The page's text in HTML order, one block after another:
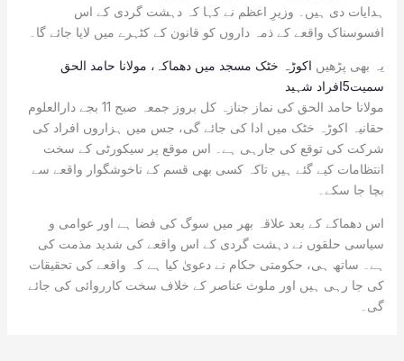
ہدایات دی ہیں۔ وزیرِ اعظم نے کہا کہ دہشت گردی کے اس
افسوسناک واقعے کے ذمہ داروں کو قانون کے کٹہرے میں لایا جائے گا۔
یہ بھی پڑھیں اکوڑہ خٹک مسجد میں دھماکہ، مولانا حامد الحق
سمیت5افراد شہید
مولانا حامد الحق کی نماز جنازہ کل بروز جمعہ صبح 11 بجے دارالعلوم
حقانیہ اکوڑہ خٹک میں ادا کی جائے گی، جس میں ہزاروں افراد کی
شرکت کی توقع کی جارہی ہے۔ اس موقع پر سیکورٹی کے سخت
انتظامات کیے گئے ہیں تاکہ کسی بھی قسم کے ناخوشگوار واقعے سے
بچا جا سکے۔
اس دھماکے کے بعد علاقہ بھر میں سوگ کی فضا ہے اور عوامی و
سیاسی حلقوں نے دہشت گردی کے اس واقعے کی شدید مذمت کی
ہے۔ ساتھ ہی، حکومتی حکام نے دعویٰ کیا ہے کہ واقعے کی تحقیقات
کی جا رہی ہیں اور ملوث عناصر کے خلاف سخت کارروائی کی جائے
گی۔